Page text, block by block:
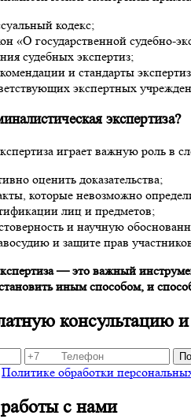
кодекс;
«О государственной судебно-
судебных экспертиз;
и стандарты
экспертных
экспертиза?
играет важную роль в
оценить доказательства;
которые невозможно
лиц и предметов;
и научную
и защите прав
— это важный
иным способом, и
консультацию и
Политике обработки
с нами